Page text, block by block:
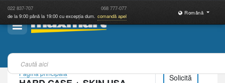
022 837-707 068 777-077
de la 9:00 până la 19:00 cu excepția dum. comandă apel
Română
Pagina principală
Solicită